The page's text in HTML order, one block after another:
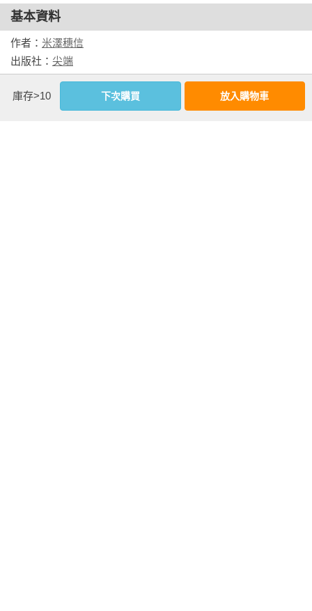
霧霾般的睡意仍舊揮之不去。先前無人的街道上逐漸出現一個
又一個人影。穿著紗麗服的年輕女性捧著紅色的花走近神祠。
我在擦身而過時打了招呼。她顯得有些詫異，接著露出輕盈的
微笑。
我和出門時同樣躡手躡腳地回到旅館。先前醒來時還很昏暗的
基本資料
作者： 米澤穗信
出版社： 尖端
城邦書號：SPB7Z000266
ISBN：9786264343398
庫存>10 下次購買 放入購物車